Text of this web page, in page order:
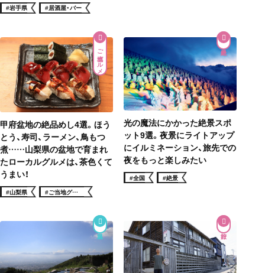
#岩手県 #居酒屋・バー
ご当地グルメ
甲府盆地の絶品めし4選。ほう
とう、寿司、ラーメン、鳥もつ
煮……山梨県の盆地で育まれ
たローカルグルメは、茶色くて
うまい！
#山梨県 #ご当地グル
メ
光の魔法にかかった絶景スポ
ット9選。夜景にライトアップ
にイルミネーション、旅先での
夜をもっと楽しみたい
#全国 #絶景